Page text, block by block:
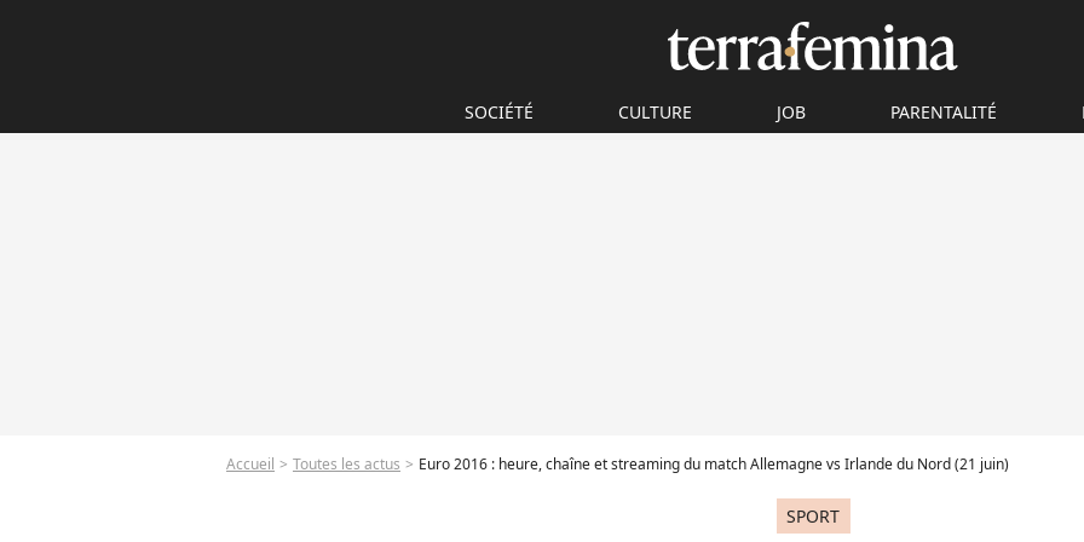
SOCIÉTÉ CULTURE JOB PARENTALITÉ
Accueil Toutes les actus Euro 2016 : heure, chaîne et streaming du match Allemagne vs Irlande du Nord (21 juin)
SPORT